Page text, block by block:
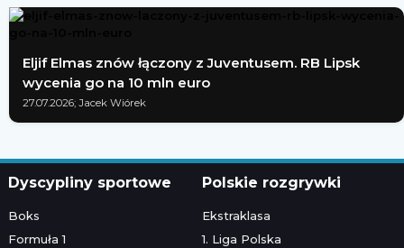
Eljif Elmas znów łączony z Juventusem. RB Lipsk
wycenia go na 10 mln euro
27.07.2026; Jacek Wiórek
Dyscypliny sportowe
Boks
Formuła 1
Polskie rozgrywki
Ekstraklasa
1. Liga Polska